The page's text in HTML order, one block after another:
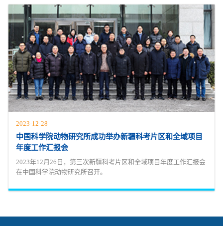
2023-12-28
中国科学院动物研究所成功举办新疆科考片区和全域项目
年度工作汇报会
2023年12月26日，第三次新疆科考片区和全域项目年度工作汇报会
在中国科学院动物研究所召开。